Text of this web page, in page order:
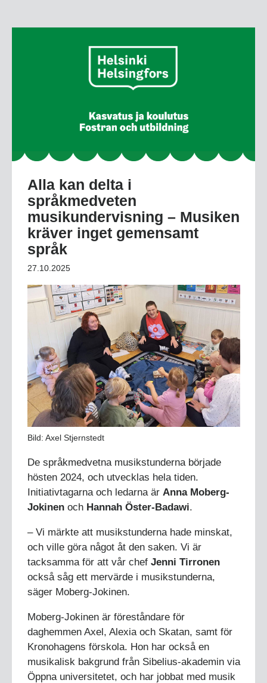
Alla kan delta i
språkmedveten
musikundervisning – Musiken
kräver inget gemensamt
språk
27.10.2025
Bild: Axel Stjernstedt
De språkmedvetna musikstunderna började
hösten 2024, och utvecklas hela tiden.
Initiativtagarna och ledarna är Anna Moberg-
Jokinenoch Hannah Öster-Badawi.
– Vi märkte att musikstunderna hade minskat,
och ville göra något åt den saken. Vi är
tacksamma för att vår chef Jenni Tirronen
också såg ett mervärde i musikstunderna,
säger Moberg-Jokinen.
Moberg-Jokinen är föreståndare för
daghemmen Axel, Alexia och Skatan, samt för
Kronohagens förskola. Hon har också en
musikalisk bakgrund från Sibelius-akademin via
Öppna universitetet, och har jobbat med musik